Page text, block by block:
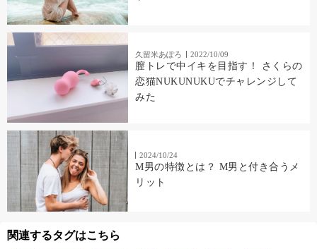
久留米あぽろ 2022/10/09
膣トレで中イキを目指す！ さくらの
恋猫NUKUNUKUでチャレンジして
みた
2024/10/24
M男の特徴とは？ M男と付き合うメ
リット
関連するタグはこちら